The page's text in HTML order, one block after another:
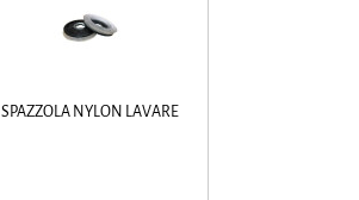
SPAZZOLA NYLON LAVARE